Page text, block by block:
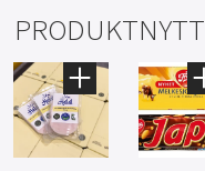
PRODUKTNYTT